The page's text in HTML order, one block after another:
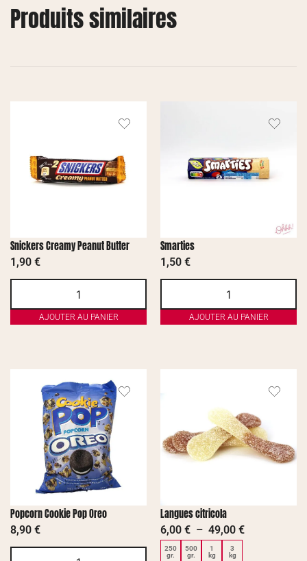
Produits similaires
Snickers Creamy Peanut Butter
1,90 €
AJOUTER AU PANIER
Smarties
1,50 €
AJOUTER AU PANIER
Popcorn Cookie Pop Oreo
8,90 €
Langues citricola
6,00 € – 49,00 €
250
gr.
500
gr.
1
kg
3
kg